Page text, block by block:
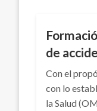
de
Con el
con lo
la Salud